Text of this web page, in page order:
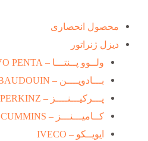
محصول انحصاری
دیزل ژنراتور
ولــوو پــنتـــا – VOLVO PENTA
بـــادویــــن – BAUDOUIN
پـــرکیـــنــــز – PERKINZ
کــامیـــنـــز – CUMMINS
ایویــکو – IVECO